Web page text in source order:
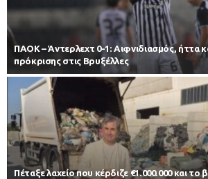
ΠΑΟΚ – Άντερλεχτ 0-1: Αιφνιδιασμός, ήττα
πρόκρισης στις Βρυξέλλες
Πέταξε λαχείο που κέρδιζε €1.000.000 και το